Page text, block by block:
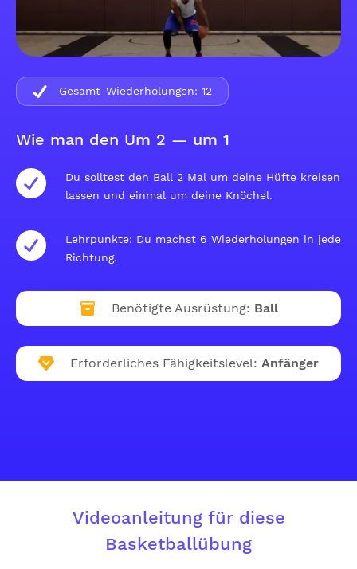
Wie man den Um 2 — um 1
Du solltest den Ball 2 Mal um deine Hüfte kreisen
lassen und einmal um deine Knöchel.
Lehrpunkte: Du machst 6 Wiederholungen in jede
Richtung.
Benötigte Ausrüstung: Ball
Erforderliches Fähigkeitslevel: Anfänger
Gesamt-Wiederholungen: 12
Videoanleitung für diese
Basketballübung